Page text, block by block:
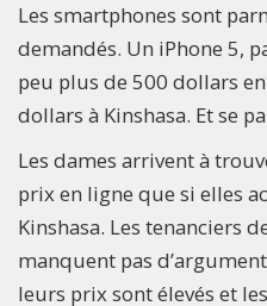
Les smartphones sont
demandés. Un iPhone 5,
peu plus de 500 dollars
dollars à Kinshasa. Et se
Les dames arrivent à
prix en ligne que si elles
Kinshasa. Les tenanciers
manquent pas
leurs prix sont élevés et